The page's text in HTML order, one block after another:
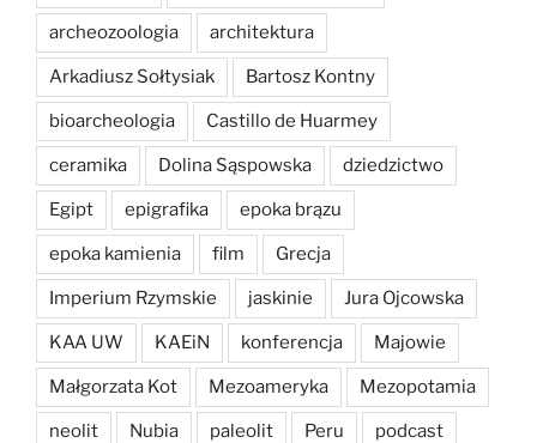
archeozoologia architektura
Arkadiusz Sołtysiak Bartosz Kontny
bioarcheologia Castillo de Huarmey
ceramika Dolina Sąspowska dziedzictwo
Egipt epigrafika epoka brązu
epoka kamienia film Grecja
Imperium Rzymskie jaskinie Jura Ojcowska
KAA UW KAEiN konferencja Majowie
Małgorzata Kot Mezoameryka Mezopotamia
neolit Nubia paleolit Peru podcast